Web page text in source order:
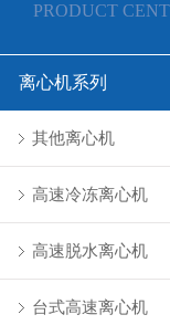
PRODUCT
离心机系列
其他离心机
高速冷冻离心机
高速脱水离心机
台式高速离心机